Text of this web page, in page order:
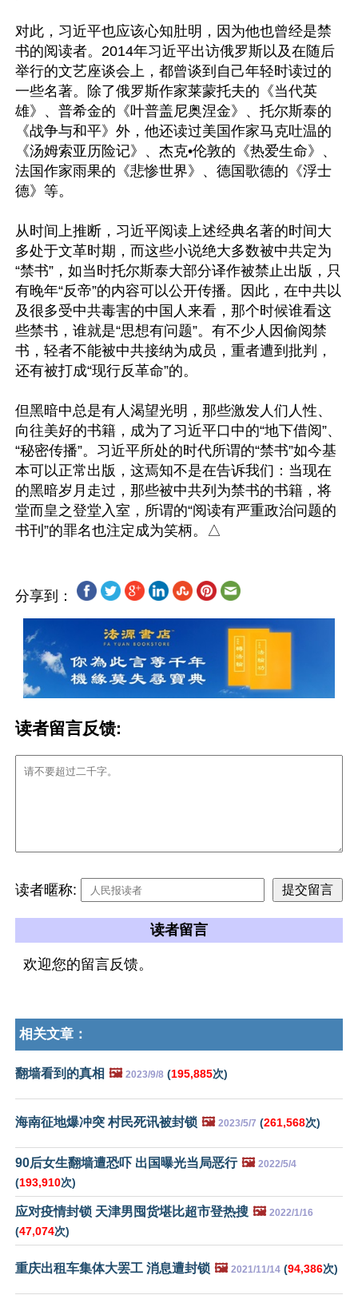
对此，习近平也应该心知肚明，因为他也曾经是禁
书的阅读者。2014年习近平出访俄罗斯以及在随后
举行的文艺座谈会上，都曾谈到自己年轻时读过的
一些名著。除了俄罗斯作家莱蒙托夫的《当代英
雄》、普希金的《叶普盖尼奥涅金》、托尔斯泰的
《战争与和平》外，他还读过美国作家马克吐温的
《汤姆索亚历险记》、杰克•伦敦的《热爱生命》、
法国作家雨果的《悲惨世界》、德国歌德的《浮士
德》等。
从时间上推断，习近平阅读上述经典名著的时间大
多处于文革时期，而这些小说绝大多数被中共定为
“禁书”，如当时托尔斯泰大部分译作被禁止出版，只
有晚年“反帝”的内容可以公开传播。因此，在中共以
及很多受中共毒害的中国人来看，那个时候谁看这
些禁书，谁就是“思想有问题”。有不少人因偷阅禁
书，轻者不能被中共接纳为成员，重者遭到批判，
还有被打成“现行反革命”的。
但黑暗中总是有人渴望光明，那些激发人们人性、
向往美好的书籍，成为了习近平口中的“地下借阅”、
“秘密传播”。习近平所处的时代所谓的“禁书”如今基
本可以正常出版，这焉知不是在告诉我们：当现在
的黑暗岁月走过，那些被中共列为禁书的书籍，将
堂而皇之登堂入室，所谓的“阅读有严重政治问题的
分享到：
读者留言反馈:
读者暱称:
读者留言
欢迎您的留言反馈。
相关文章：
翻墙看到的真相 🖼️ 2023/9/8 (195,885次)
海南征地爆冲突 村民死讯被封锁 🖼️ 2023/5/7 (261,568次)
90后女生翻墙遭恐吓 出国曝光当局恶行 🖼️ 2022/5/4
(193,910次)
应对疫情封锁 天津男囤货堪比超市登热搜 🖼️ 2022/1/16
(47,074次)
重庆出租车集体大罢工 消息遭封锁 🖼️ 2021/11/14 (94,386次)